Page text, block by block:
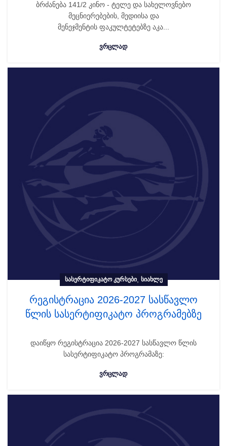
ბრძანება 141/2 კინო - ტელე და სახელოვნებო
მეცნიერებების, მედიისა და
მენეჯმენტის ფაკულტეტებზე აკა...
ᲕᲠᲪᲚᲐᲓ
ᲡᲐᲡᲔᲠᲢᲘᲤᲘᲙᲐᲢᲝ ᲙᲣᲠᲡᲔᲑᲘ, ᲡᲘᲐᲮᲚᲔ
რეგისტრაცია 2026-2027 სასწავლო
წლის სასერტიფიკატო პროგრამებზე
დაიწყო რეგისტრაცია 2026-2027 სასწავლო წლის
სასერტიფიკატო პროგრამაზე:
ᲕᲠᲪᲚᲐᲓ